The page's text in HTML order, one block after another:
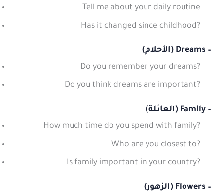
Tell me about your daily routine
Has it changed since childhood?
– Dreams (الأحلام)
Do you remember your dreams?
Do you think dreams are important?
– Family (العائلة)
How much time do you spend with family?
Who are you closest to?
Is family important in your country?
– Flowers (الزهور)